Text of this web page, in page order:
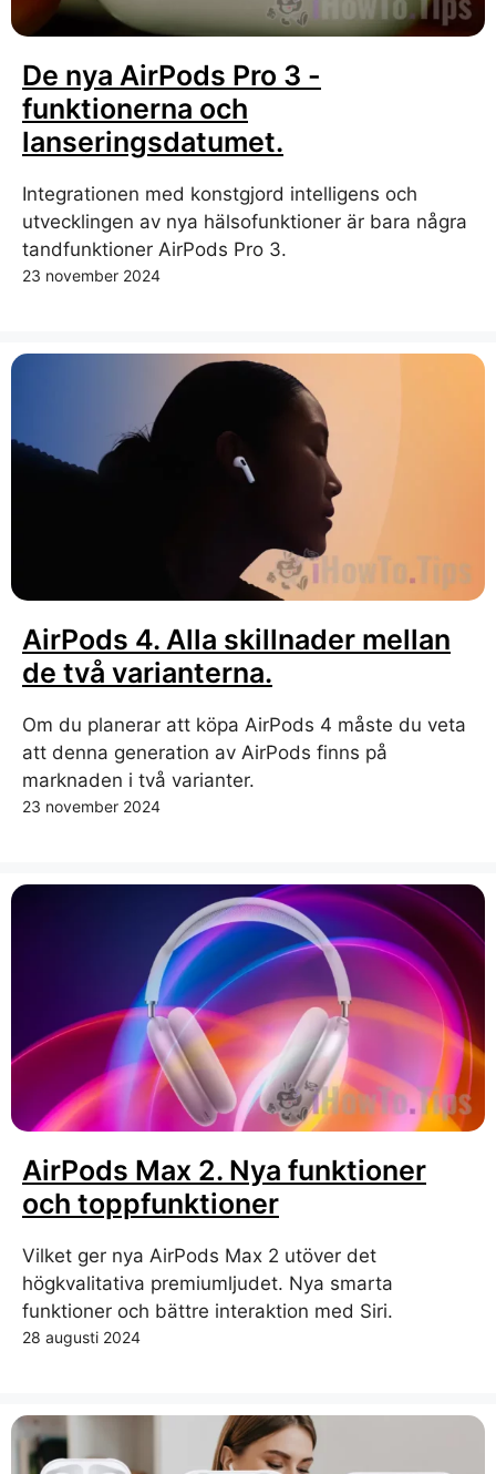
De nya AirPods Pro 3 -
funktionerna och
lanseringsdatumet.
Integrationen med konstgjord intelligens och
utvecklingen av nya hälsofunktioner är bara några
tandfunktioner AirPods Pro 3.
23 november 2024
AirPods 4. Alla skillnader mellan
de två varianterna.
Om du planerar att köpa AirPods 4 måste du veta
att denna generation av AirPods finns på
marknaden i två varianter.
23 november 2024
AirPods Max 2. Nya funktioner
och toppfunktioner
Vilket ger nya AirPods Max 2 utöver det
högkvalitativa premiumljudet. Nya smarta
funktioner och bättre interaktion med Siri.
28 augusti 2024